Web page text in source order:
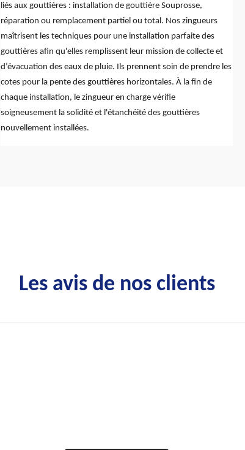
liés aux gouttières : installation de gouttière Souprosse,
réparation ou remplacement partiel ou total. Nos zingueurs
maîtrisent les techniques pour une installation parfaite des
gouttières afin qu'elles remplissent leur mission de collecte et
d’évacuation des eaux de pluie. Ils prennent soin de prendre les
cotes pour la pente des gouttières horizontales. À la fin de
chaque installation, le zingueur en charge vérifie
soigneusement la solidité et l'étanchéité des gouttières
nouvellement installées.
Les avis de nos clients